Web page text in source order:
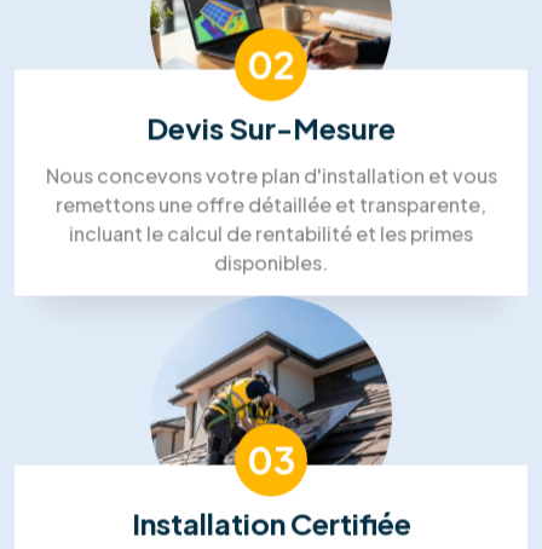
Silvia Strutui
Nous avons choisi RM Solutions
Group pour un projet complet!
“Isolation des combles, panneaux solaires et
PAC. Ils ont coordonné tous les corps de métier,
ce qui a été un vrai soulagement. Le chef de
projet était très disponible. Un gros
investissement, mais nous sommes confiants
pour les économies futures.”
Zoe Pelletier
Steven Bruce